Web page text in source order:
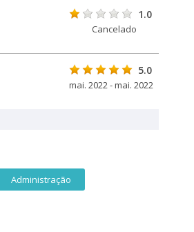
1.0
Cancelado
5.0
mai. 2022 - mai. 2022
Administração